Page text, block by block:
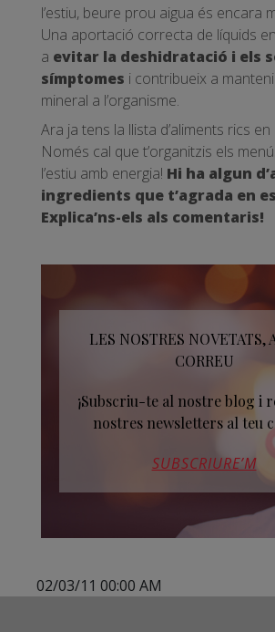
l’estiu, beure prou aigua és encara
Una aportació correcta de líquids
a evitar la deshidratació i els
símptomes i contribueix a
mineral a l’organisme.
Ara ja tens la llista d’aliments rics en
Només cal que t’organitzis els
l’estiu amb energia! Hi ha algun
ingredients que t’agrada en
Explica’ns-els als comentaris!
LES NOSTRES NOVETATS,
CORREU
¡Subscriu-te al nostre blog i
nostres newsletters al teu
SUBSCRIURE’M
02/03/11 00:00 AM